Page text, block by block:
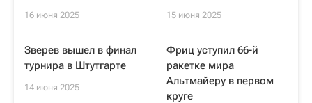
16 июня 2025 15 июня 2025
Зверев вышел в финал
турнира в Штутгарте
14 июня 2025
Фриц уступил 66-й
ракетке мира
Альтмайеру в первом
круге